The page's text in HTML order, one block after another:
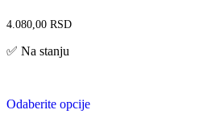
4.080,00 RSD
✅ Na stanju
Odaberite opcije